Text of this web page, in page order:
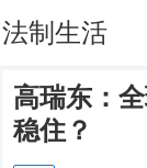
法制生活
高瑞东：
稳住？